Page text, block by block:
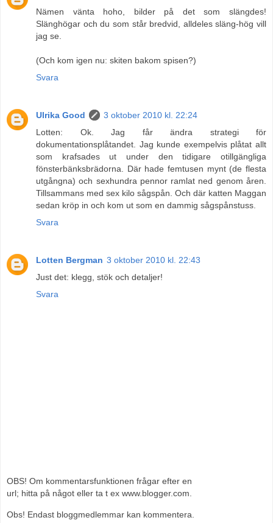
Nämen vänta hoho, bilder på det som slängdes!
Slänghögar och du som står bredvid, alldeles släng-hög vill
jag se.
(Och kom igen nu: skiten bakom spisen?)
Svara
Ulrika Good
3 oktober 2010 kl. 22:24
Lotten: Ok. Jag får ändra strategi för
dokumentationsplåtandet. Jag kunde exempelvis plåtat allt
som krafsades ut under den tidigare otillgängliga
fönsterbänksbrädorna. Där hade femtusen mynt (de flesta
utgångna) och sexhundra pennor ramlat ned genom åren.
Tillsammans med sex kilo sågspån. Och där katten Maggan
sedan kröp in och kom ut som en dammig sågspånstuss.
Svara
Lotten Bergman 3 oktober 2010 kl. 22:43
Just det: klegg, stök och detaljer!
Svara
OBS! Om kommentarsfunktionen frågar efter en
url; hitta på något eller ta t ex www.blogger.com.
Obs! Endast bloggmedlemmar kan kommentera.